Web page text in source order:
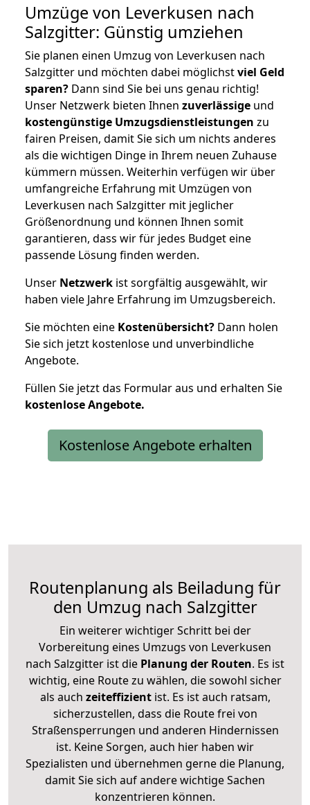
Umzüge von Leverkusen nach
Salzgitter: Günstig umziehen
Sie planen einen Umzug von Leverkusen nach
Salzgitter und möchten dabei möglichstviel Geld
sparen? Dann sind Sie bei uns genau richtig!
Unser Netzwerk bieten Ihnen zuverlässige und
kostengünstige Umzugsdienstleistungen zu
fairen Preisen, damit Sie sich um nichts anderes
als die wichtigen Dinge in Ihrem neuen Zuhause
kümmern müssen. Weiterhin verfügen wir über
umfangreiche Erfahrung mit Umzügen von
Leverkusen nach Salzgitter mit jeglicher
Größenordnung und können Ihnen somit
garantieren, dass wir für jedes Budget eine
passende Lösung finden werden.
Unser Netzwerk ist sorgfältig ausgewählt, wir
haben viele Jahre Erfahrung im Umzugsbereich.
Sie möchten eine Kostenübersicht? Dann holen
Sie sich jetzt kostenlose und unverbindliche
Angebote.
Füllen Sie jetzt das Formular aus und erhalten Sie
kostenloseAngebote.
Kostenlose Angebote erhalten
Routenplanung als Beiladung für
den Umzug nach Salzgitter
Ein weiterer wichtiger Schritt bei der
Vorbereitung eines Umzugs von Leverkusen
nach Salzgitter ist die Planung der Routen. Es ist
wichtig, eine Route zu wählen, die sowohl sicher
als auch zeiteffizientist. Es ist auch ratsam,
sicherzustellen, dass die Route frei von
Straßensperrungen und anderen Hindernissen
ist. Keine Sorgen, auch hier haben wir
Spezialisten und übernehmen gerne die Planung,
damit Sie sich auf andere wichtige Sachen
konzentrieren können.